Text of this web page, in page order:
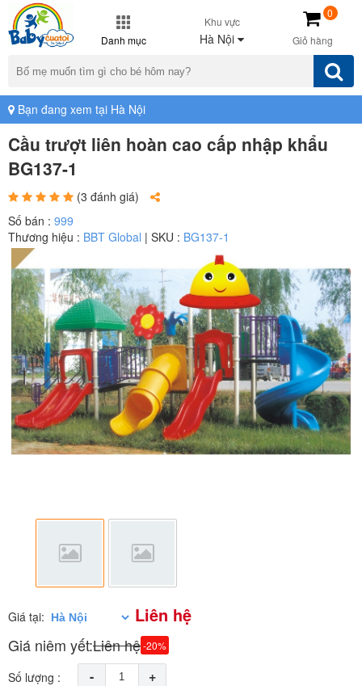
Danh mục
Khu vực
Hà Nội Giỏ hàng
0
Bạn đang xem tại Hà Nội
Cầu trượt liên hoàn cao cấp nhập khẩu
BG137-1
(3 đánh giá)
Số bán : 999
Thương hiệu : BBT Global | SKU : BG137-1
Giá tại: Liên hệ
Giá niêm yết:Liên hệ-20%
Số lượng : - +